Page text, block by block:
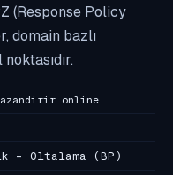
(Response Policy
domain bazlı
- Oltalama (BP)